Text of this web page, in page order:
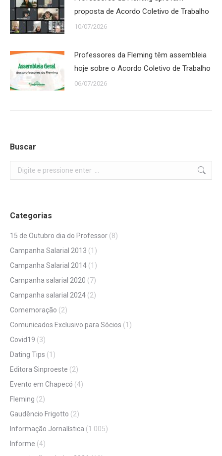
proposta de Acordo Coletivo de Trabalho
10/07/2026
Professores da Fleming têm assembleia
hoje sobre o Acordo Coletivo de Trabalho
06/07/2026
Buscar
Search:
Categorias
15 de Outubro dia do Professor (8)
Campanha Salarial 2013 (1)
Campanha Salarial 2014 (1)
Campanha salarial 2020 (7)
Campanha salarial 2024 (2)
Comemoração (2)
Comunicados Exclusivo para Sócios (1)
Covid19 (3)
Dating Tips (1)
Editora Sinproeste (2)
Evento em Chapecó (4)
Fleming (2)
Gaudêncio Frigotto (2)
Informação Jornalística (1.005)
Informe (4)